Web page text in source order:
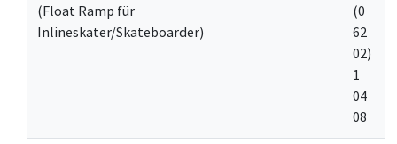
(Float Ramp für
Inlineskater/Skateboarder)
(0
62
02)
1
04
08